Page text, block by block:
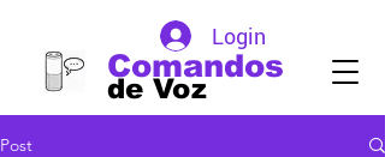
de Voz
Comandos
Login
Post